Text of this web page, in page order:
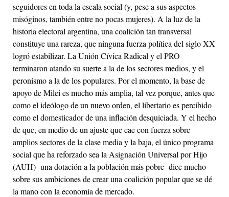
seguidores en toda la escala social (y, pese a sus aspectos
misóginos, también entre no pocas mujeres). A la luz de la
historia electoral argentina, una coalición tan transversal
constituye una rareza, que ninguna fuerza política del siglo XX
logró estabilizar. La Unión Cívica Radical y el PRO
terminaron atando su suerte a la de los sectores medios, y el
peronismo a la de los populares. Por el momento, la base de
apoyo de Milei es mucho más amplia, tal vez porque, antes que
como el ideólogo de un nuevo orden, el libertario es percibido
como el domesticador de una inflación desquiciada. Y el hecho
de que, en medio de un ajuste que cae con fuerza sobre
amplios sectores de la clase media y la baja, el único programa
social que ha reforzado sea la Asignación Universal por Hijo
(AUH) -una dotación a la población más pobre- dice mucho
sobre sus ambiciones de crear una coalición popular que se dé
la mano con la economía de mercado.